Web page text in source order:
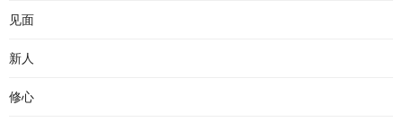
见面
新人
修心